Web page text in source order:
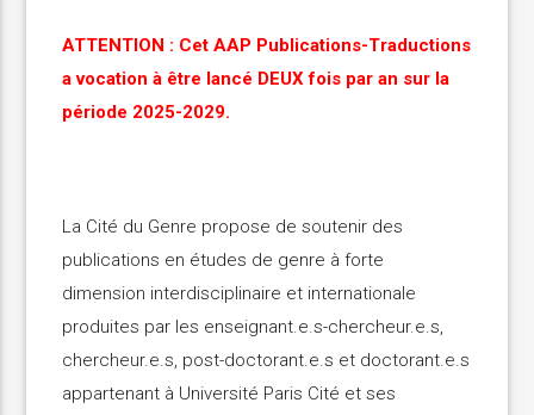
ATTENTION : Cet AAP Publications-Traductions
a vocation à être lancé DEUX fois par an sur la
période 2025-2029.
La Cité du Genre propose de soutenir des
publications en études de genre à forte
dimension interdisciplinaire et internationale
produites par les enseignant.e.s-chercheur.e.s,
chercheur.e.s, post-doctorant.e.s et doctorant.e.s
appartenant à Université Paris Cité et ses